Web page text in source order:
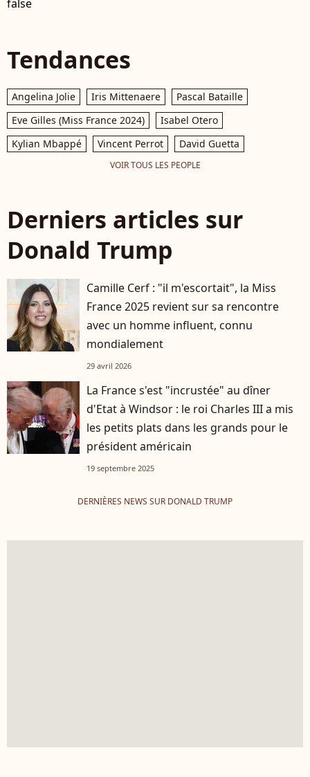
false
Tendances
Angelina Jolie Iris Mittenaere
Pascal Bataille
Eve Gilles (Miss France 2024)
Isabel Otero
Kylian Mbappé
Vincent Perrot David Guetta
VOIR TOUS LES PEOPLE
Derniers articles sur
Donald Trump
Camille Cerf : "il m'escortait", la Miss
France 2025 revient sur sa rencontre
avec un homme influent, connu
mondialement
29 avril 2026
La France s'est "incrustée" au dîner
d'Etat à Windsor : le roi Charles III a mis
les petits plats dans les grands pour le
président américain
19 septembre 2025
DERNIÈRES NEWS SUR DONALD TRUMP